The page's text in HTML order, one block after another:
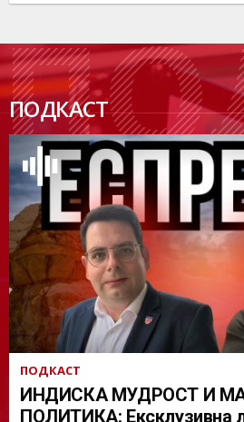
ПОДКАСТ
ПОДКАСТ
ИНДИСКА МУДРОСТ И
ПОЛИТИКА: Ексклузивна